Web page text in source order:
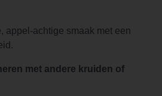
appel-achtige smaak met een
met andere kruiden of